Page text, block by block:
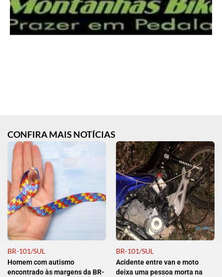
CONFIRA MAIS NOTÍCIAS
BR-101/SUL
Homem com autismo
encontrado às margens da BR-
BR-101/SUL
Acidente entre van e moto
deixa uma pessoa morta na